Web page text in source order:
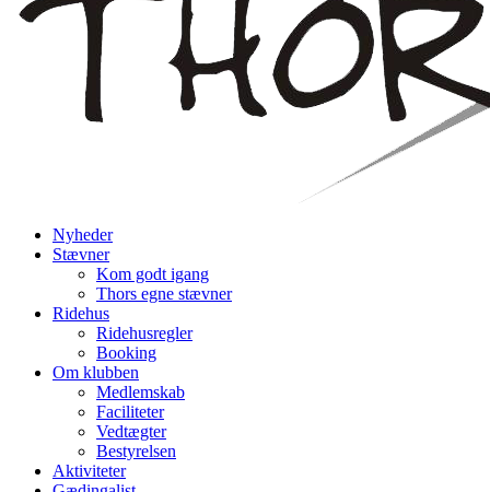
Nyheder
Stævner
Kom godt igang
Thors egne stævner
Ridehus
Ridehusregler
Booking
Om klubben
Medlemskab
Faciliteter
Vedtægter
Bestyrelsen
Aktiviteter